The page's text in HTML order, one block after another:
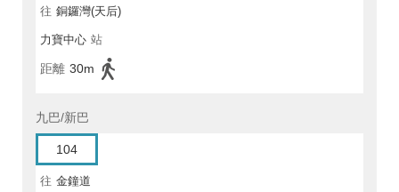
往 銅鑼灣(天后)
力寶中心 站
距離 30m
九巴/新巴
104
往 金鐘道